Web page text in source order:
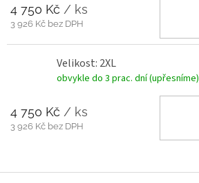
4 750 Kč / ks
3 926 Kč bez DPH
Velikost: 2XL
obvykle do 3 prac. dní (upřesníme)
4 750 Kč / ks
3 926 Kč bez DPH